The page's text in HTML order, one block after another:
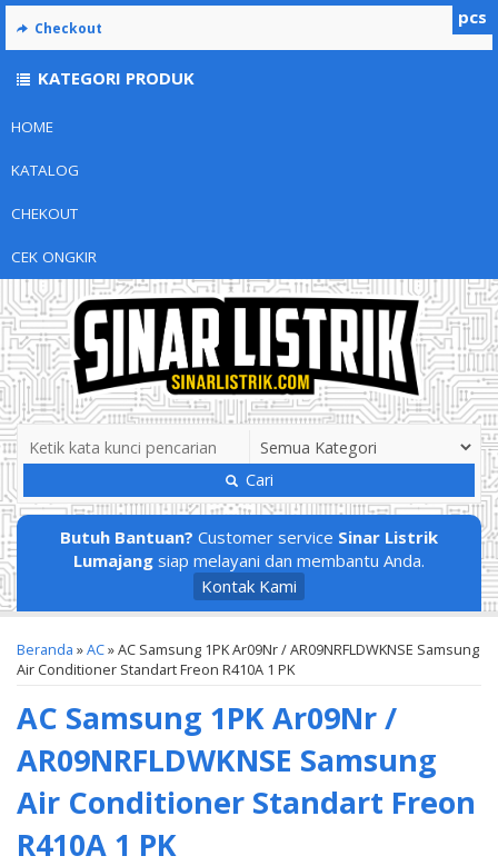
HOME
KATALOG
CHEKOUT
CEK ONGKIR
Cari
Butuh Bantuan? Customer service Sinar Listrik
Lumajang siap melayani dan membantu Anda.
Kontak Kami
Beranda »AC»AC Samsung 1PK Ar09Nr / AR09NRFLDWKNSE Samsung
Air Conditioner Standart Freon R410A 1 PK
AC Samsung 1PK Ar09Nr /
AR09NRFLDWKNSE Samsung
Air Conditioner Standart Freon
R410A 1 PK
pcs
Checkout
KATEGORI PRODUK